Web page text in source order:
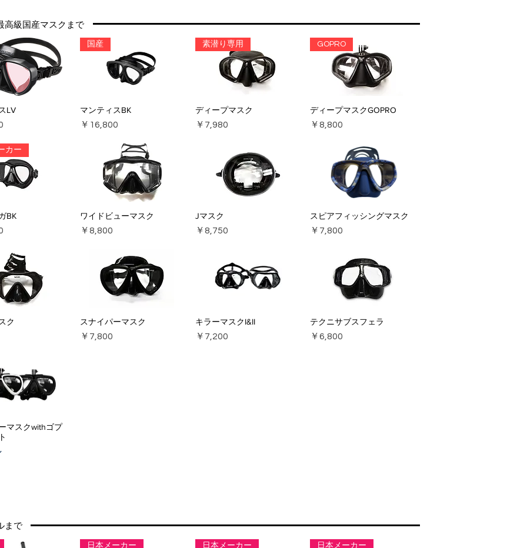
高級国産マスクまで
LV
国産
マンティスBK
価格
￥16,800
素潜り専用
ディープマスク
価格
￥7,980
GOPRO
ディープマスクGOPRO
価格
￥8,800
カー
BK
ワイドビューマスク
価格
￥8,800
Jマスク
価格
￥8,750
スピアフィッシングマスク
価格
￥7,800
ク
スナイパーマスク
価格
￥7,800
キラーマスクI&II
価格
￥7,200
テクニサブスフェラ
価格
￥6,800
マスクwithゴプ
まで
日本メーカー 日本メーカー 日本メーカー